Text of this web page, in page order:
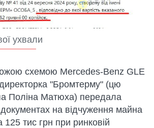
ухвали
схемою Mercedes-Benz GLE
"Бромтерму" (цю
Поліна Матюха) передала
на відчуження майна
125 тис грн при ринковій